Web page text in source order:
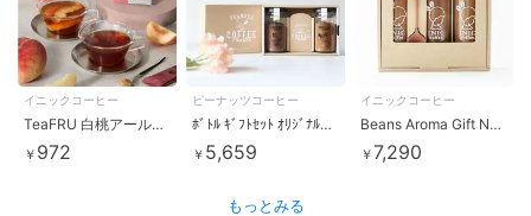
イニックコーヒー
TeaFRU 白桃アールグレイ 5C
￥ 972
ピーナッツコーヒー
ﾎﾞﾄﾙ ｷﾞﾌﾄｾｯﾄ ｵﾘｼﾞﾅﾙﾌﾞﾚﾝﾄﾞ+ｷｬﾗﾒﾙﾍｰｾﾞﾙﾅｯﾂ
￥ 5,659
イニックコーヒー
Beans Aroma Gift No.1ビーンズアロマ コーヒーギフト
￥7,290
もっとみる